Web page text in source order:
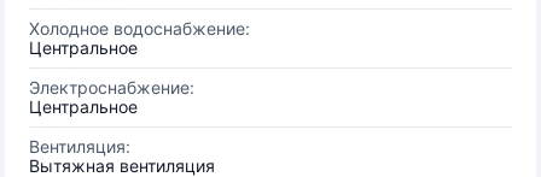
Холодное водоснабжение:
Центральное
Электроснабжение:
Центральное
Вентиляция:
Вытяжная вентиляция